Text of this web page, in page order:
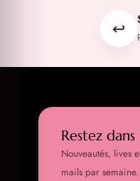
↩️
Restez
Nouveautés, lives
mails par semaine.